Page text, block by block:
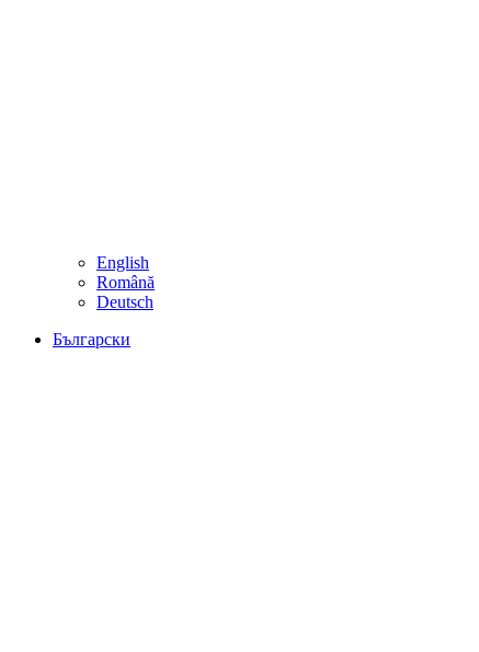
English
Română
Deutsch
Български